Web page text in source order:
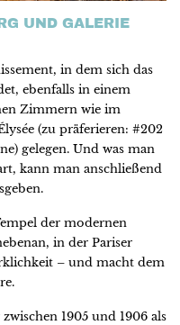
UND GALERIE
in dem sich das
ebenfalls in einem
Zimmern wie im
(zu präferieren: #202
gelegen. Und was man
kann man anschließend
der modernen
in der Pariser
– und macht dem
1905 und 1906 als